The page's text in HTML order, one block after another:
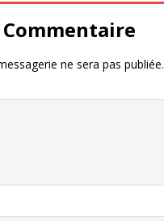
ne sera pas publiée.